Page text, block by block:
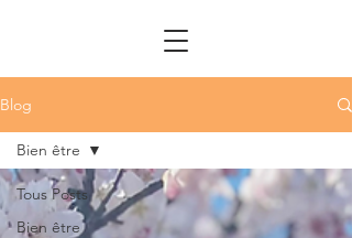
Blog
Tous Posts
Bien être
Bien être